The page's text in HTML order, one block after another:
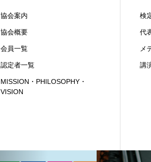
協会案内
協会概要
会員一覧
認定者一覧
MISSION・PHILOSOPHY・
VISION
検
代
メ
講